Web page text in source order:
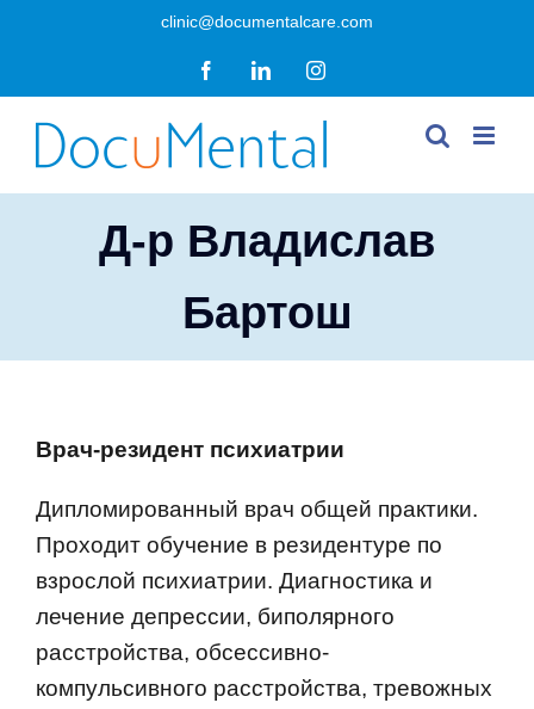
clinic@documentalcare.com
FacebookLinkedInInstagram
Д-р Владислав
Бартош
Врач-резидент психиатрии
Дипломированный врач общей практики.
Проходит обучение в резидентуре по
взрослой психиатрии. Диагностика и
лечение депрессии, биполярного
расстройства, обсессивно-
компульсивного расстройства, тревожных